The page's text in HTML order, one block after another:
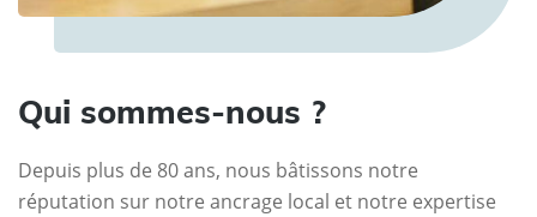
Qui sommes-nous ?
Depuis plus de 80 ans, nous bâtissons notre
réputation sur notre ancrage local et notre expertise